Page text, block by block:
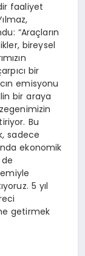
faaliyet
“Araçların
bireysel
bir
emisyonu
bir araya
Bu
sadece
ekonomik
5 yıl
getirmek